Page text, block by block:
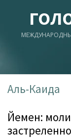
Аль-Каида
Йемен: